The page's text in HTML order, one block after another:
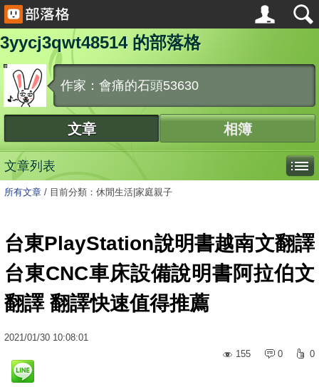
3yycj3qwt48514 的部落格
作家：會痛的石頭53630
文章 相簿
文章列表
所有文章 / 目前分類：休閒生活|家庭親子
台東PlayStation說明書越南文翻譯
台東CNC車床設備說明書阿拉伯文
翻譯 翻譯快速值得推薦
2021/01/30 10:08:01
155
0 0